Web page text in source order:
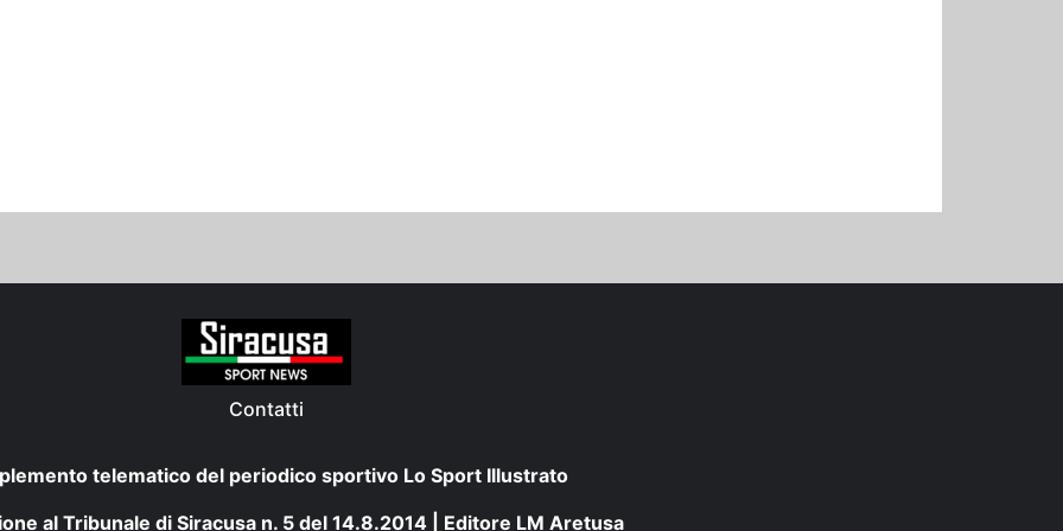
Contatti
telematico del periodico sportivo Lo Sport Illustrato
al Tribunale di Siracusa n. 5 del 14.8.2014 | Editore LM Aretusa